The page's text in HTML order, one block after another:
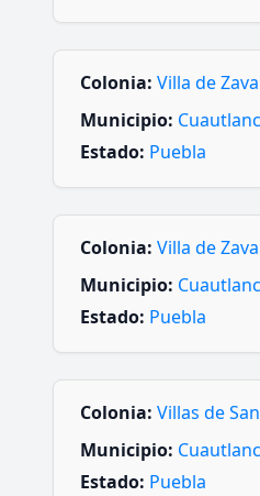
Colonia: Villa de
Municipio:
Estado: Puebla
Colonia: Villa de
Municipio:
Estado: Puebla
Colonia: Villas de
Municipio:
Estado: Puebla